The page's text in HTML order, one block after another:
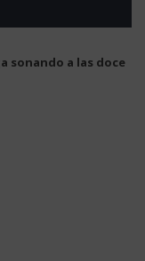
sonando a las doce